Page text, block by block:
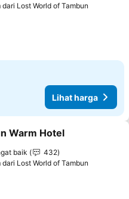
dari Lost World of Tambun
Lihat harga
ke favorit
Warm Hotel
baik
432
dari Lost World of Tambun